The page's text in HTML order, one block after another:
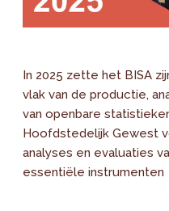
In 2025 zette het BISA
vlak van de productie,
van openbare
Hoofdstedelijk Gewest
analyses en evaluaties
essentiële instrumenten